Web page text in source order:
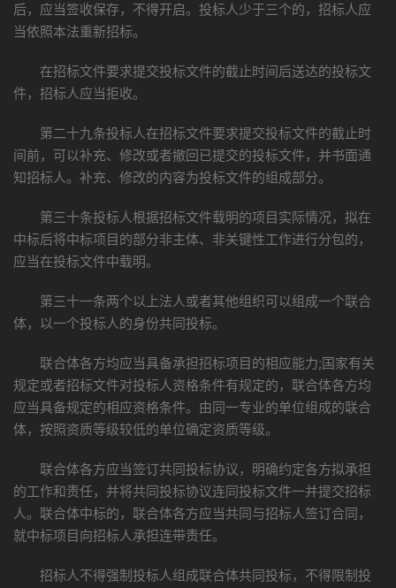
后，应当签收保存，不得开启。投标人少于三个的，招标人应
当依照本法重新招标。
在招标文件要求提交投标文件的截止时间后送达的投标文
件，招标人应当拒收。
第二十九条投标人在招标文件要求提交投标文件的截止时
间前，可以补充、修改或者撤回已提交的投标文件，并书面通
知招标人。补充、修改的内容为投标文件的组成部分。
第三十条投标人根据招标文件载明的项目实际情况，拟在
中标后将中标项目的部分非主体、非关键性工作进行分包的，
应当在投标文件中载明。
第三十一条两个以上法人或者其他组织可以组成一个联合
体，以一个投标人的身份共同投标。
联合体各方均应当具备承担招标项目的相应能力;国家有关
规定或者招标文件对投标人资格条件有规定的，联合体各方均
应当具备规定的相应资格条件。由同一专业的单位组成的联合
体，按照资质等级较低的单位确定资质等级。
联合体各方应当签订共同投标协议，明确约定各方拟承担
的工作和责任，并将共同投标协议连同投标文件一并提交招标
人。联合体中标的，联合体各方应当共同与招标人签订合同，
就中标项目向招标人承担连带责任。
招标人不得强制投标人组成联合体共同投标，不得限制投